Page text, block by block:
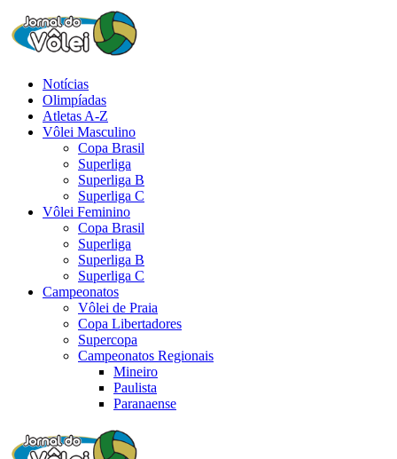
Notícias
Olimpíadas
Atletas A-Z
Vôlei Masculino
Copa Brasil
Superliga
Superliga B
Superliga C
Vôlei Feminino
Copa Brasil
Superliga
Superliga B
Superliga C
Campeonatos
Vôlei de Praia
Copa Libertadores
Supercopa
Campeonatos Regionais
Mineiro
Paulista
Paranaense